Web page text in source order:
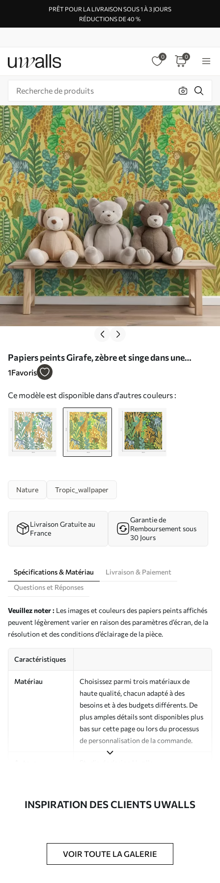
PRÊT POUR LA LIVRAISON SOUS 1 À 3 JOURS
RÉDUCTIONS DE 40 %
0 0
Papiers peints Girafe, zèbre et singe dans une
savane jaune vif Nr. a01000v1
1Favoris
Ce modèle est disponible dans d'autres couleurs :
Nature Tropic_wallpaper
Livraison Gratuite au
France
Garantie de
Remboursement sous
30 Jours
Spécifications & Matériau
Livraison & Paiement
Questions et Réponses
Veuillez noter : Les images et couleurs des papiers peints affichés
peuvent légèrement varier en raison des paramètres d’écran, de la
résolution et des conditions d’éclairage de la pièce.
Caractéristiques
Matériau
Choisissez parmi trois matériaux de
haute qualité, chacun adapté à des
besoins et à des budgets différents. De
plus amples détails sont disponibles plus
bas sur cette page ou lors du processus
de personnalisation de la commande.
Finition Semi-mate
Vernis protecteur et/ou colle pour
INSPIRATION DES CLIENTS UWALLS
VOIR TOUTE LA GALERIE